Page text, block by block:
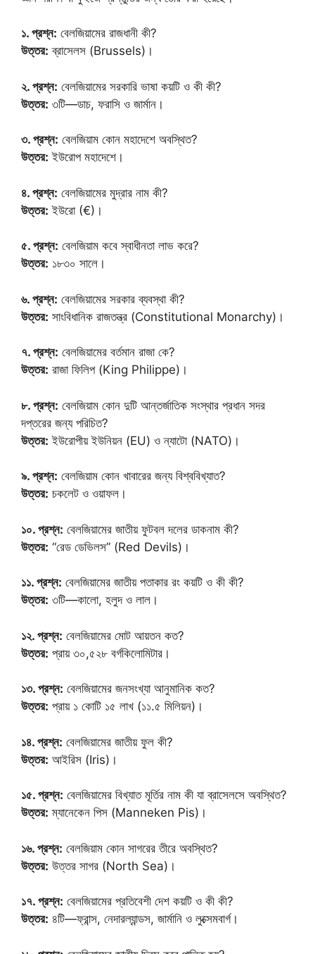
১. প্রশ্ন: বেলজিয়ামের রাজধানী কী?
উত্তর: ব্রাসেলস (Brussels)।
২. প্রশ্ন: বেলজিয়ামের সরকারি ভাষা কয়টি ও কী কী?
উত্তর: ৩টি—ডাচ, ফরাসি ও জার্মান।
৩. প্রশ্ন: বেলজিয়াম কোন মহাদেশে অবস্থিত?
উত্তর: ইউরোপ মহাদেশে।
৪. প্রশ্ন: বেলজিয়ামের মুদ্রার নাম কী?
উত্তর: ইউরো (€)।
৫. প্রশ্ন: বেলজিয়াম কবে স্বাধীনতা লাভ করে?
উত্তর: ১৮৩০ সালে।
৬. প্রশ্ন: বেলজিয়ামের সরকার ব্যবস্থা কী?
উত্তর: সাংবিধানিক রাজতন্ত্র (Constitutional Monarchy)।
৭. প্রশ্ন: বেলজিয়ামের বর্তমান রাজা কে?
উত্তর: রাজা ফিলিপ (King Philippe)।
৮. প্রশ্ন: বেলজিয়াম কোন দুটি আন্তর্জাতিক সংস্থার প্রধান সদর
দপ্তরের জন্য পরিচিত?
উত্তর: ইউরোপীয় ইউনিয়ন (EU) ও ন্যাটো (NATO)।
৯. প্রশ্ন: বেলজিয়াম কোন খাবারের জন্য বিশ্ববিখ্যাত?
উত্তর: চকলেট ও ওয়াফল।
১০. প্রশ্ন: বেলজিয়ামের জাতীয় ফুটবল দলের ডাকনাম কী?
উত্তর: “রেড ডেভিলস” (Red Devils)।
১১. প্রশ্ন: বেলজিয়ামের জাতীয় পতাকার রং কয়টি ও কী কী?
উত্তর: ৩টি—কালো, হলুদ ও লাল।
১২. প্রশ্ন: বেলজিয়ামের মোট আয়তন কত?
উত্তর: প্রায় ৩০,৫২৮ বর্গকিলোমিটার।
১৩. প্রশ্ন: বেলজিয়ামের জনসংখ্যা আনুমানিক কত?
উত্তর: প্রায় ১ কোটি ১৫ লাখ (১১.৫ মিলিয়ন)।
১৪. প্রশ্ন: বেলজিয়ামের জাতীয় ফুল কী?
উত্তর: আইরিস (Iris)।
১৫. প্রশ্ন: বেলজিয়ামের বিখ্যাত মূর্তির নাম কী যা ব্রাসেলসে অবস্থিত?
উত্তর: ম্যানেকেন পিস (Manneken Pis)।
১৬. প্রশ্ন: বেলজিয়াম কোন সাগরের তীরে অবস্থিত?
উত্তর: উত্তর সাগর (North Sea)।
১৭. প্রশ্ন: বেলজিয়ামের প্রতিবেশী দেশ কয়টি ও কী কী?
উত্তর: ৪টি—ফ্রান্স, নেদারল্যান্ডস, জার্মানি ও লুক্সেমবার্গ।